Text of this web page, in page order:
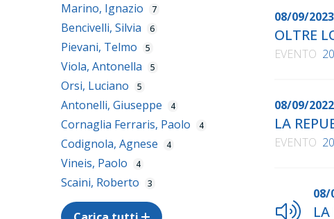
Marino, Ignazio
7
Bencivelli, Silvia 6
Pievani, Telmo 5
Viola, Antonella 5
Orsi, Luciano 5
Antonelli, Giuseppe 4
Cornaglia Ferraris, Paolo 4
Codignola, Agnese 4
Vineis, Paolo 4
Scaini, Roberto 3
08/09/2023
OLTRE
EVENTO
08/09/2022
LA
EVENTO
08/